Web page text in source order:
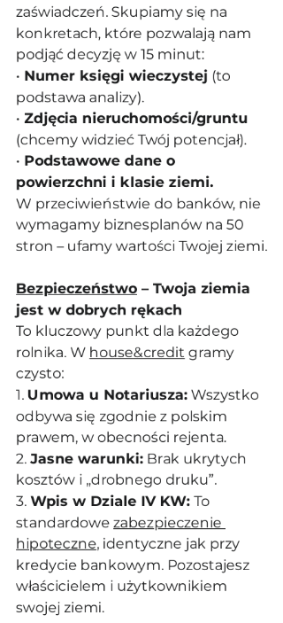
zaświadczeń. Skupiamy się na
konkretach, które pozwalają nam
podjąć decyzję w 15 minut:
• Numer księgi wieczystej (to
podstawa analizy).
• Zdjęcia nieruchomości/gruntu
(chcemy widzieć Twój potencjał).
• Podstawowe dane o
powierzchni i klasie ziemi.
W przeciwieństwie do banków, nie
wymagamy biznesplanów na 50
stron – ufamy wartości Twojej ziemi.
Bezpieczeństwo – Twoja ziemia
jest w dobrych rękach
To kluczowy punkt dla każdego
rolnika. W house&credit gramy
czysto:
1. Umowa u Notariusza: Wszystko
odbywa się zgodnie z polskim
prawem, w obecności rejenta.
2. Jasne warunki: Brak ukrytych
kosztów i „drobnego druku”.
3. Wpis w Dziale IV KW: To
standardowe zabezpieczenie
hipoteczne, identyczne jak przy
kredycie bankowym. Pozostajesz
właścicielem i użytkownikiem
swojej ziemi.